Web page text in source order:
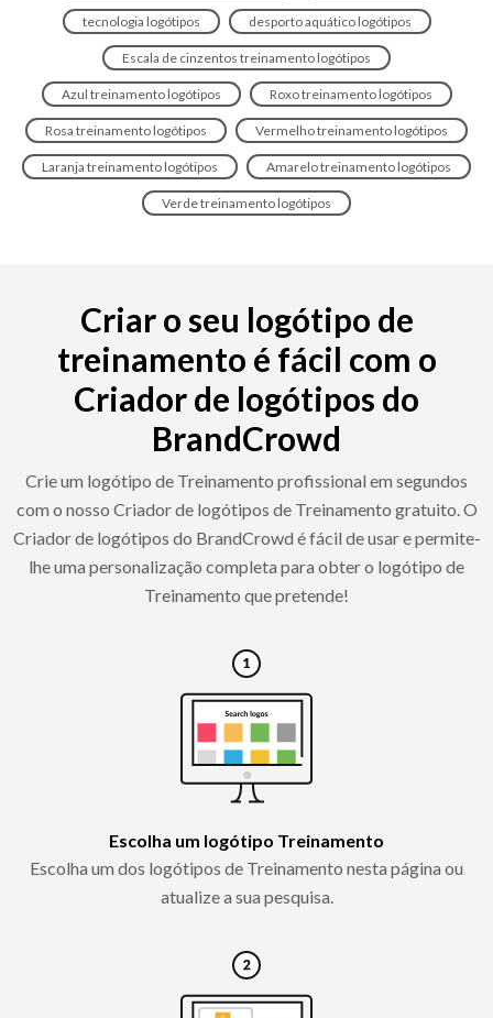
tecnologia logótipos desporto aquático logótipos
Escala de cinzentos treinamento logótipos
Azul treinamento logótipos Roxo treinamento logótipos
Rosa treinamento logótipos Vermelho treinamento logótipos
Laranja treinamento logótipos Amarelo treinamento logótipos
Verde treinamento logótipos
Criar o seu logótipo de
treinamento é fácil com o
Criador de logótipos do
BrandCrowd
Crie um logótipo de Treinamento profissional em segundos
com o nosso Criador de logótipos de Treinamento gratuito. O
Criador de logótipos do BrandCrowd é fácil de usar e permite-
lhe uma personalização completa para obter o logótipo de
Treinamento que pretende!
Escolha um logótipo Treinamento
Escolha um dos logótipos de Treinamento nesta página ou
atualize a sua pesquisa.